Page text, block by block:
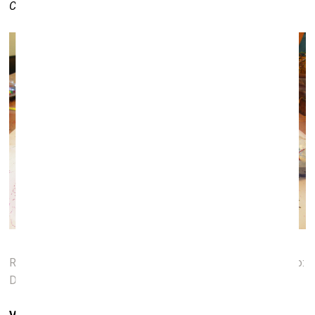
Council for the Arts – red.
Robotikas darbnīca
mākslas galerijā. 2015. Foto:
Džastins Tailers Teits